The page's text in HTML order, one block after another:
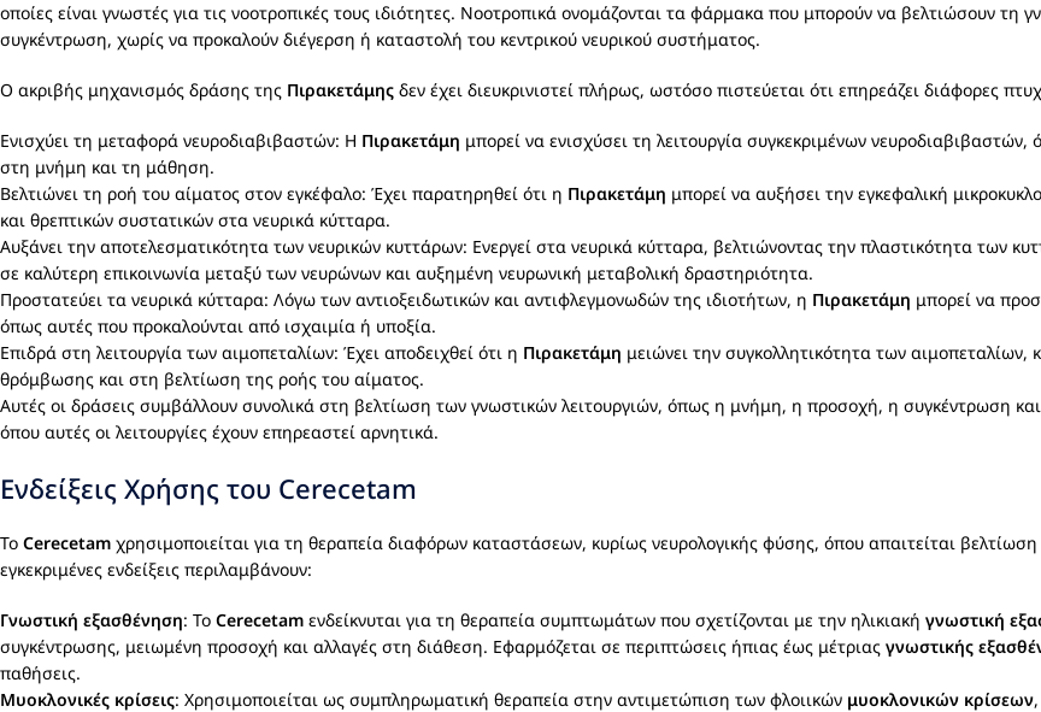
οποίες είναι γνωστές για τις νοοτροπικές τους ιδιότητες. Νοοτροπικά ονομάζονται τα φάρμακα που μπορούν να βελτιώσουν τη
συγκέντρωση, χωρίς να προκαλούν διέγερση ή καταστολή του κεντρικού νευρικού συστήματος.
Ο ακριβής μηχανισμός δράσης της Πιρακετάμης δεν έχει διευκρινιστεί πλήρως, ωστόσο πιστεύεται ότι επηρεάζει διάφορες
Ενισχύει τη μεταφορά νευροδιαβιβαστών: Η Πιρακετάμη μπορεί να ενισχύσει τη λειτουργία συγκεκριμένων
στη μνήμη και τη μάθηση.
Βελτιώνει τη ροή του αίματος στον εγκέφαλο: Έχει παρατηρηθεί ότι η Πιρακετάμη μπορεί να αυξήσει την εγκεφαλική
και θρεπτικών συστατικών στα νευρικά κύτταρα.
Αυξάνει την αποτελεσματικότητα των νευρικών κυττάρων: Ενεργεί στα νευρικά κύτταρα, βελτιώνοντας την πλαστικότητα των
σε καλύτερη επικοινωνία μεταξύ των νευρώνων και αυξημένη νευρωνική μεταβολική δραστηριότητα.
Προστατεύει τα νευρικά κύτταρα: Λόγω των αντιοξειδωτικών και αντιφλεγμονωδών της ιδιοτήτων, η Πιρακετάμη μπορεί να
όπως αυτές που προκαλούνται από ισχαιμία ή υποξία.
Επιδρά στη λειτουργία των αιμοπεταλίων: Έχει αποδειχθεί ότι η Πιρακετάμη μειώνει την συγκολλητικότητα των
θρόμβωσης και στη βελτίωση της ροής του αίματος.
Αυτές οι δράσεις συμβάλλουν συνολικά στη βελτίωση των γνωστικών λειτουργιών, όπως η μνήμη, η προσοχή, η συγκέντρωση
όπου αυτές οι λειτουργίες έχουν επηρεαστεί αρνητικά.
Ενδείξεις Χρήσης του Cerecetam
Το Cerecetam χρησιμοποιείται για τη θεραπεία διαφόρων καταστάσεων, κυρίως νευρολογικής φύσης, όπου απαιτείται
εγκεκριμένες ενδείξεις περιλαμβάνουν:
Γνωστική εξασθένηση: Το Cerecetam ενδείκνυται για τη θεραπεία συμπτωμάτων που σχετίζονται με την ηλικιακή γνωστική
συγκέντρωσης, μειωμένη προσοχή και αλλαγές στη διάθεση. Εφαρμόζεται σε περιπτώσεις ήπιας έως μέτριας γνωστικής
παθήσεις.
Μυοκλονικές κρίσεις: Χρησιμοποιείται ως συμπληρωματική θεραπεία στην αντιμετώπιση των φλοιικών μυοκλονικών κρίσεων